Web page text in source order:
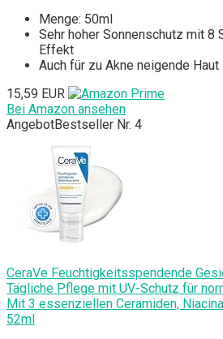
Menge: 50ml
Sehr hoher Sonnenschutz mit 8
Effekt
Auch für zu Akne neigende Haut
15,59 EUR
Bei Amazon ansehen
AngebotBestseller Nr. 4
CeraVe Feuchtigkeitsspendende
Tägliche Pflege mit UV-Schutz für
Mit 3 essenziellen Ceramiden,
52ml